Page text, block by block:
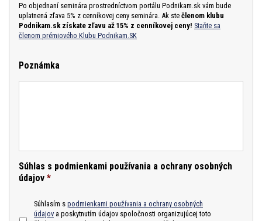
Po objednaní seminára prostredníctvom portálu Podnikam.sk vám bude
uplatnená zľava 5% z cenníkovej ceny seminára. Ak ste členom klubu
Podnikam.sk získate zľavu až 15% z cenníkovej ceny! Staňte sa
členom prémiového Klubu Podnikam.SK
Poznámka
Súhlas s podmienkami používania a ochrany osobných
údajov *
Súhlasím s podmienkami používania a ochrany osobných
údajov a poskytnutím údajov spoločnosti organizujúcej toto